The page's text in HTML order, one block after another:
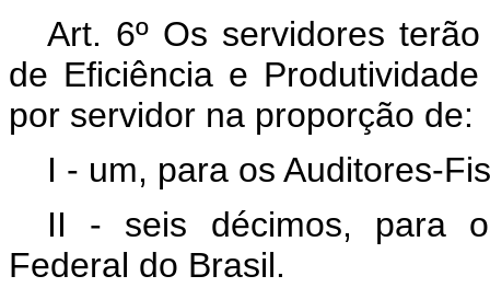
Art. 6º Os servidores
de Eficiência e
por servidor na proporção de:
I - um, para os Auditores-
II - seis décimos, para
Federal do Brasil.